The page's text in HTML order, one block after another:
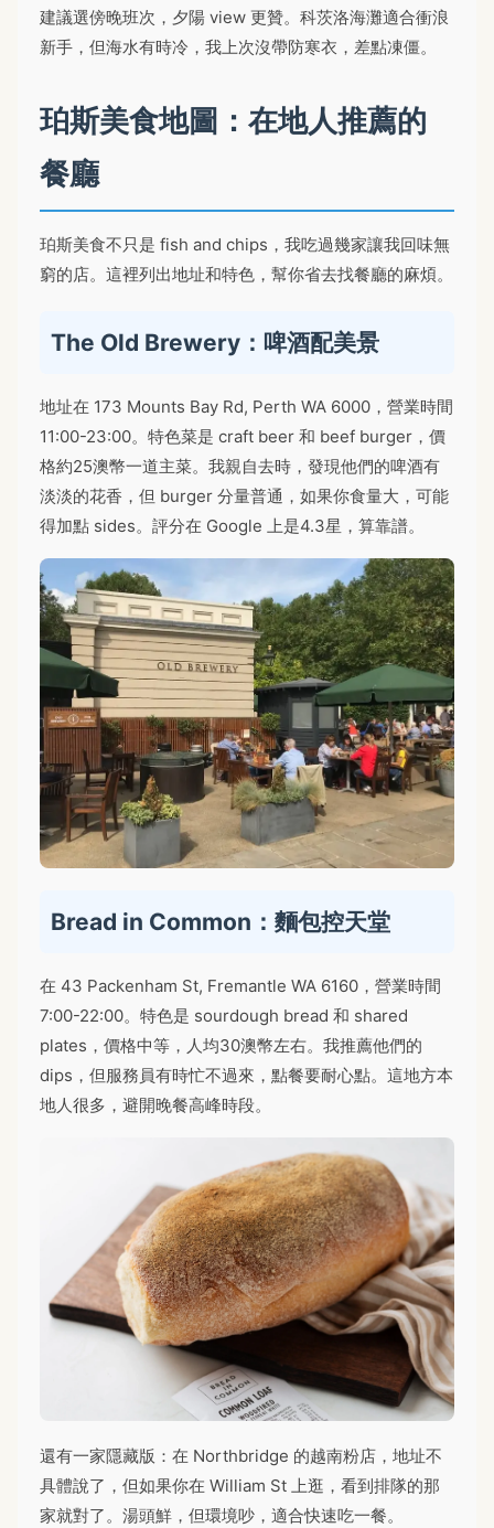
建議選傍晚班次，夕陽 view 更贊。科茨洛海灘適合衝浪
新手，但海水有時冷，我上次沒帶防寒衣，差點凍僵。
珀斯美食地圖：在地人推薦的
餐廳
珀斯美食不只是 fish and chips，我吃過幾家讓我回味無
窮的店。這裡列出地址和特色，幫你省去找餐廳的麻煩。
The Old Brewery：啤酒配美景
地址在 173 Mounts Bay Rd, Perth WA 6000，營業時間
11:00-23:00。特色菜是 craft beer 和 beef burger，價
格約25澳幣一道主菜。我親自去時，發現他們的啤酒有
淡淡的花香，但 burger 分量普通，如果你食量大，可能
得加點 sides。評分在 Google 上是4.3星，算靠譜。
Bread in Common：麵包控天堂
在 43 Packenham St, Fremantle WA 6160，營業時間
7:00-22:00。特色是 sourdough bread 和 shared
plates，價格中等，人均30澳幣左右。我推薦他們的
dips，但服務員有時忙不過來，點餐要耐心點。這地方本
地人很多，避開晚餐高峰時段。
還有一家隱藏版：在 Northbridge 的越南粉店，地址不
具體說了，但如果你在 William St 上逛，看到排隊的那
家就對了。湯頭鮮，但環境吵，適合快速吃一餐。